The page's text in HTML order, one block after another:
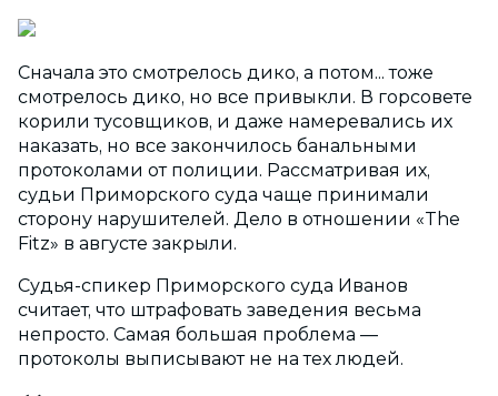
Сначала это смотрелось дико, а потом... тоже
смотрелось дико, но все привыкли. В горсовете
корили тусовщиков, и даже намеревались их
наказать, но все закончилось банальными
протоколами от полиции. Рассматривая их,
судьи Приморского суда чаще принимали
сторону нарушителей. Дело в отношении «The
Fitz» в августе закрыли.
Судья-спикер Приморского суда Иванов
считает, что штрафовать заведения весьма
непросто. Самая большая проблема —
протоколы выписывают не на тех людей.